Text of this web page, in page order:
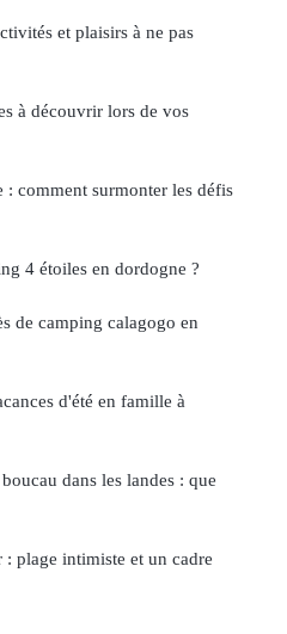
et plaisirs à ne pas
à découvrir lors de vos
: comment surmonter les défis
4 étoiles en dordogne ?
de camping calagogo en
d'été en famille à
dans les landes : que
plage intimiste et un cadre